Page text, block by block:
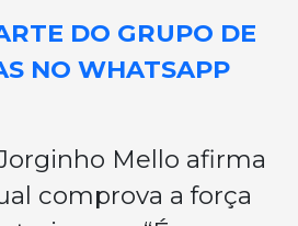
DO GRUPO DE
NO WHATSAPP
Mello afirma
comprova a força